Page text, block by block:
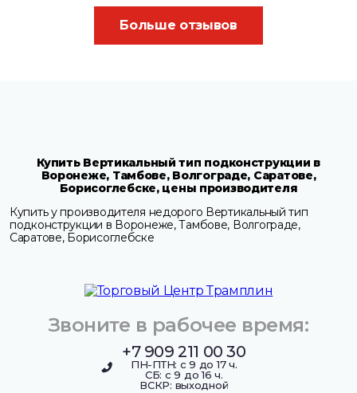
Больше отзывов
Купить Вертикальный тип подконструкции в
Воронеже, Тамбове, Волгограде, Саратове,
Борисоглебске, цены производителя
Купить у производителя недорого Вертикальный тип
подконструкции в Воронеже, Тамбове, Волгограде,
Саратове, Борисоглебске
Звоните в рабочее время:
+7 909 211 00 30
ПН-ПТН: с 9 до 17 ч.
СБ: с 9 до 16 ч.
ВСКР: выходной